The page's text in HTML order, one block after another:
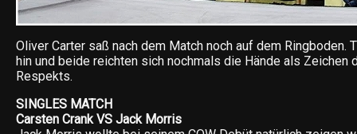
Oliver Carter saß nach dem Match noch auf dem Ringboden.
hin und beide reichten sich nochmals die Hände als Zeichen
Respekts.
SINGLES MATCH
Carsten Crank VS Jack Morris